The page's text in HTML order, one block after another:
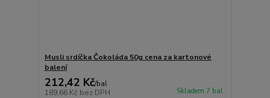
Musli srdíčka Čokoláda 50g cena za kartonové
balení
212,42 Kč/bal
189,66 Kč bez DPH Skladem 7 bal